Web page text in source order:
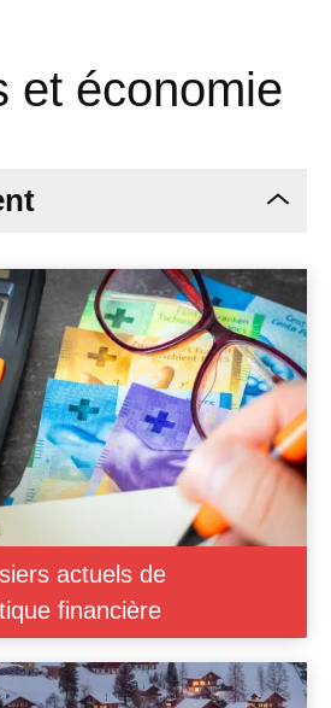
et économie
actuels de
financière